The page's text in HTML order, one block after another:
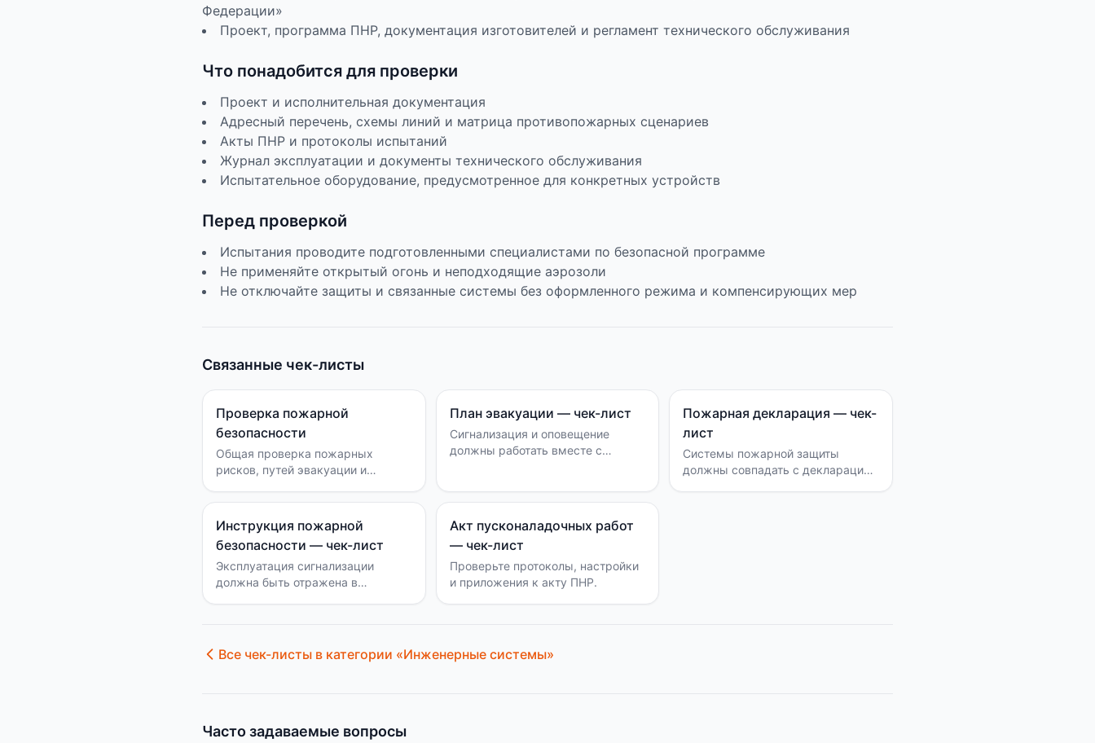
Федерации»
Проект, программа ПНР, документация изготовителей и регламент технического обслуживания
Что понадобится для проверки
Проект и исполнительная документация
Адресный перечень, схемы линий и матрица противопожарных сценариев
Акты ПНР и протоколы испытаний
Журнал эксплуатации и документы технического обслуживания
Испытательное оборудование, предусмотренное для конкретных устройств
Перед проверкой
Испытания проводите подготовленными специалистами по безопасной программе
Не применяйте открытый огонь и неподходящие аэрозоли
Не отключайте защиты и связанные системы без оформленного режима и компенсирующих мер
Связанные чек-листы
Проверка пожарной
безопасности
Общая проверка пожарных
рисков, путей эвакуации и
План эвакуации — чек-лист
Сигнализация и оповещение
должны работать вместе с
Пожарная декларация — чек-
лист
Системы пожарной защиты
должны совпадать с декларацией
Инструкция пожарной
безопасности — чек-лист
Эксплуатация сигнализации
должна быть отражена в
Акт пусконаладочных работ
— чек-лист
Проверьте протоколы, настройки
и приложения к акту ПНР.
Все чек-листы в категории «Инженерные системы»
Часто задаваемые вопросы